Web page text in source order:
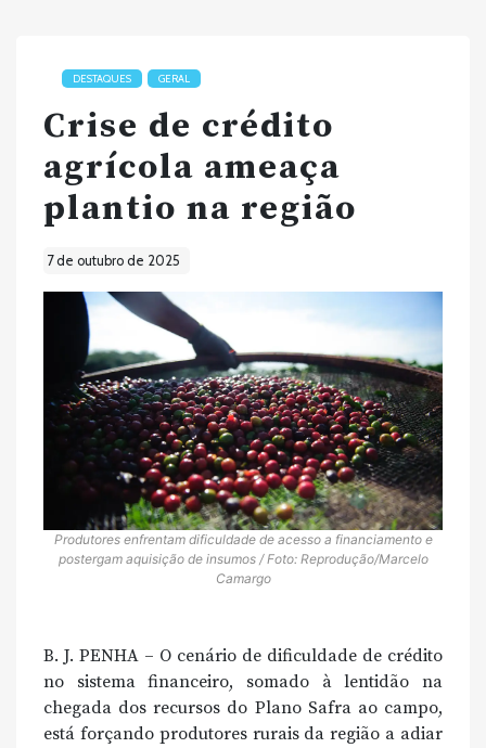
DESTAQUES GERAL
Crise de crédito
agrícola ameaça
plantio na região
7 de outubro de 2025
Produtores enfrentam dificuldade de acesso a financiamento e
postergam aquisição de insumos / Foto: Reprodução/Marcelo
Camargo
B. J. PENHA – O cenário de dificuldade de crédito
no sistema financeiro, somado à lentidão na
chegada dos recursos do Plano Safra ao campo,
está forçando produtores rurais da região a adiar